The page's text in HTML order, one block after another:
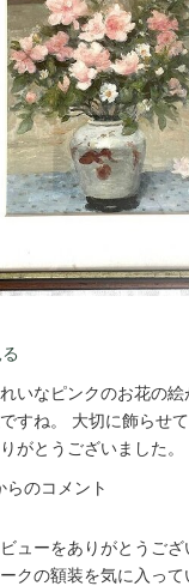
いなピンクのお花の
すね。 大切に飾らせ
がとうございました。
らのコメント
ューをありがとうご
クの額装を気に入っ